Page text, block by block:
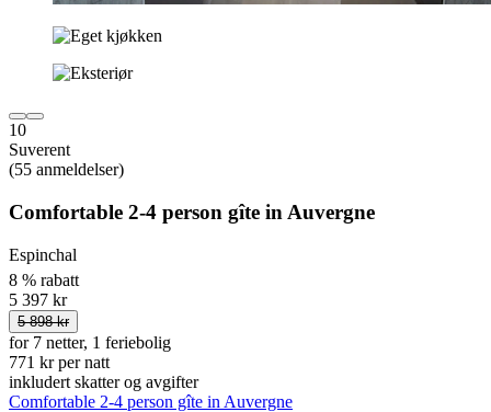
10
Suverent
(55 anmeldelser)
Comfortable 2-4 person gîte in Auvergne
Espinchal
8 % rabatt
5 397 kr
5 898 kr
for 7 netter, 1 feriebolig
771 kr per natt
inkludert skatter og avgifter
Comfortable 2-4 person gîte in Auvergne